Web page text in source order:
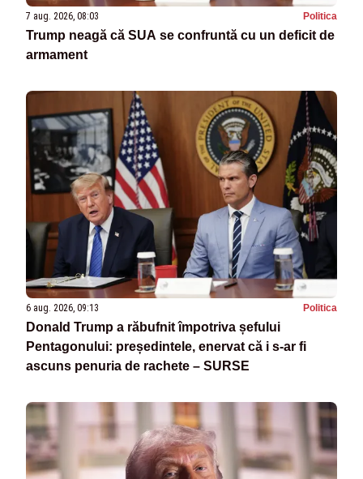
7 aug. 2026, 08:03 Politica
Trump neagă că SUA se confruntă cu un deficit de
armament
6 aug. 2026, 09:13 Politica
Donald Trump a răbufnit împotriva șefului
Pentagonului: președintele, enervat că i s-ar fi
ascuns penuria de rachete – SURSE